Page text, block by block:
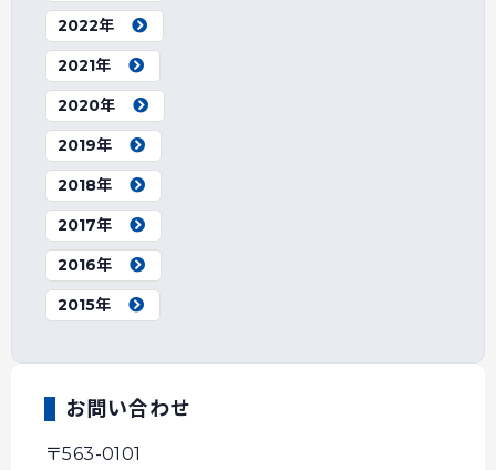
2022年
2021年
2020年
2019年
2018年
2017年
2016年
2015年
お問い合わせ
〒563-0101